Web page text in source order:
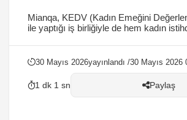
Mianqa, KEDV (Kadın Emeğini
ile yaptığı iş birliğiyle de hem kadın
vurguluyor....
30 Mayıs 2026yayınlandı /30 Mayıs 2026
1 dk 1 sn Paylaş